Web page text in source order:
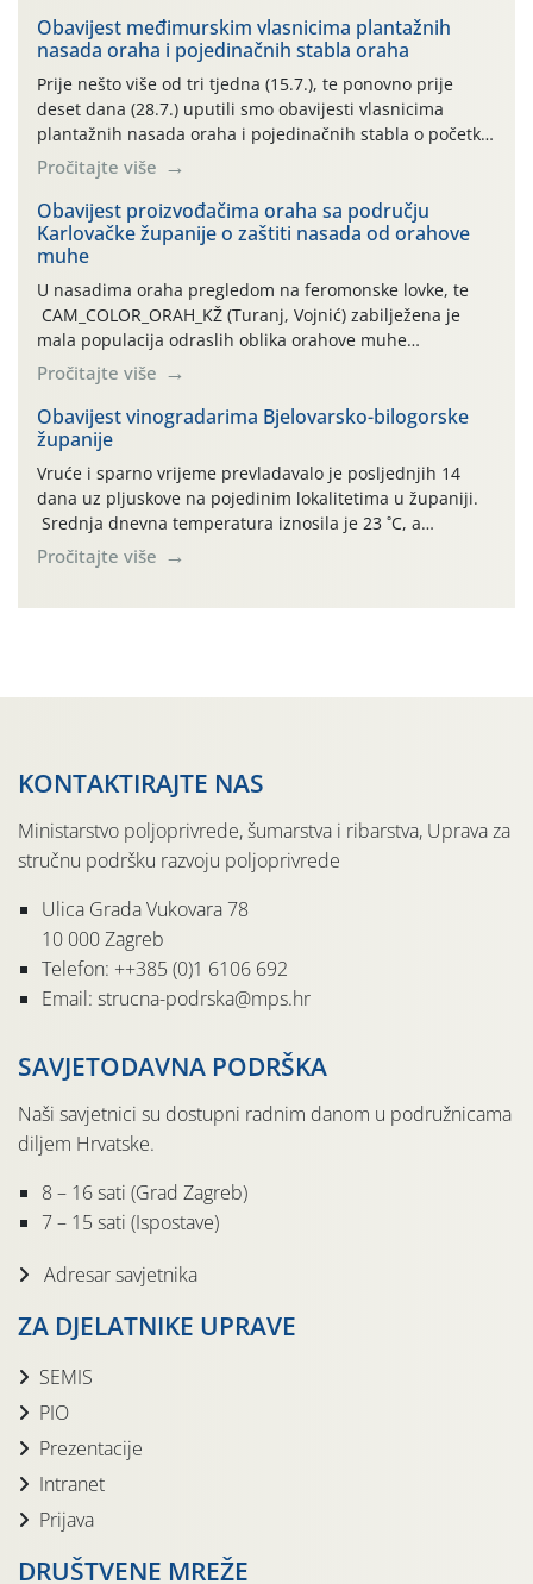
Obavijest međimurskim vlasnicima plantažnih
nasada oraha i pojedinačnih stabla oraha
Prije nešto više od tri tjedna (15.7.), te ponovno prije
deset dana (28.7.) uputili smo obavijesti vlasnicima
plantažnih nasada oraha i pojedinačnih stabla o početku
leta i ovogodišnjoj potrebi usmjerenog suzbijanja
orahove muhe (Rhagoletis completa)! Već dvanaest dana
traje drugi ovogodišnji “toplinski udar”, koji naročito
izražen zadnja šest dana (31.7.-05.8.), jer najviše
temperature zraka svakodnevno […]
Pročitajte više
Obavijest proizvođačima oraha sa području
Karlovačke županije o zaštiti nasada od orahove
muhe
U nasadima oraha pregledom na feromonske lovke, te
CAM_COLOR_ORAH_KŽ (Turanj, Vojnić) zabilježena je
mala populacija odraslih oblika orahove muhe
(Rhagoletis completa). Niska brojnost može se objasniti
činjenicom da je riječ o mladim nasadima s vrlo malim
urodom, što je povezano i s manjim brojem prezimjelih
jedinki. U starijim nasadima, na žutim ljepljivim Rebell
pločama s […]
Pročitajte više
Obavijest vinogradarima Bjelovarsko-bilogorske
županije
Vruće i sparno vrijeme prevladavalo je posljednjih 14
dana uz pljuskove na pojedinim lokalitetima u županiji.
Srednja dnevna temperatura iznosila je 23 ˚C, a
maksimalne su posljednjih dana dosezale do 35 ˚C.
Simptome plamenjače vinove loze (Plasmoparas
Pročitajte više
KONTAKTIRAJTE NAS
Ministarstvo poljoprivrede, šumarstva i ribarstva, Uprava za
stručnu podršku razvoju poljoprivrede
Ulica Grada Vukovara 78
10 000 Zagreb
Telefon: ++385 (0)1 6106 692
Email: strucna-podrska@mps.hr
SAVJETODAVNA PODRŠKA
Naši savjetnici su dostupni radnim danom u podružnicama
diljem Hrvatske.
8 – 16 sati (Grad Zagreb)
7 – 15 sati (Ispostave)
Adresar savjetnika
ZA DJELATNIKE UPRAVE
SEMIS
PIO
Prezentacije
Intranet
Prijava
DRUŠTVENE MREŽE